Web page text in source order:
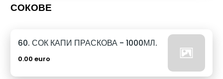
СОКОВЕ
60. СОК КАПИ ПРАСКОВА - 1000МЛ.
0.00 euro